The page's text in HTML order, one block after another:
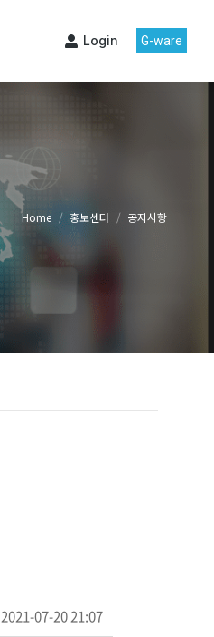
Login G-ware
Home 홍보센터 공지사항
2021-07-20 21:07